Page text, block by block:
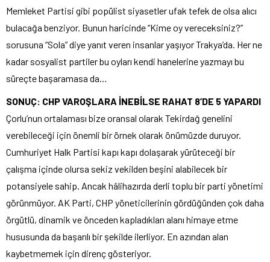
Memleket Partisi gibi popülist siyasetler ufak tefek de olsa alıcı
bulacağa benziyor. Bunun haricinde “Kime oy vereceksiniz?”
sorusuna “Sola” diye yanıt veren insanlar yaşıyor Trakya’da. Her ne
kadar sosyalist partiler bu oyları kendi hanelerine yazmayı bu
süreçte başaramasa da…
SONUÇ: CHP VAROŞLARA İNEBİLSE RAHAT 8’DE 5 YAPARDI
Çorlu’nun ortalaması bize oransal olarak Tekirdağ genelini
verebileceği için önemli bir örnek olarak önümüzde duruyor.
Cumhuriyet Halk Partisi kapı kapı dolaşarak yürüteceği bir
çalışma içinde olursa sekiz vekilden beşini alabilecek bir
potansiyele sahip. Ancak hâlihazırda derli toplu bir parti yönetimi
görünmüyor. AK Parti, CHP yöneticilerinin gördüğünden çok daha
örgütlü, dinamik ve önceden kapladıkları alanı himaye etme
hususunda da başarılı bir şekilde ilerliyor. En azından alan
kaybetmemek için direnç gösteriyor.